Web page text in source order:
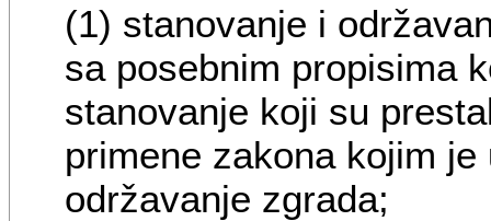
(1) stanovanje i
sa posebnim propisima
stanovanje koji su
primene zakona kojim
održavanje zgrada;